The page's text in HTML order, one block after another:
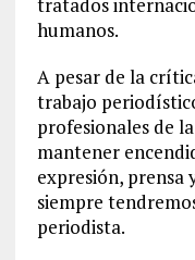
humanos.
A pesar de la
trabajo
profesionales de
mantener
expresión, prensa
siempre
periodista.